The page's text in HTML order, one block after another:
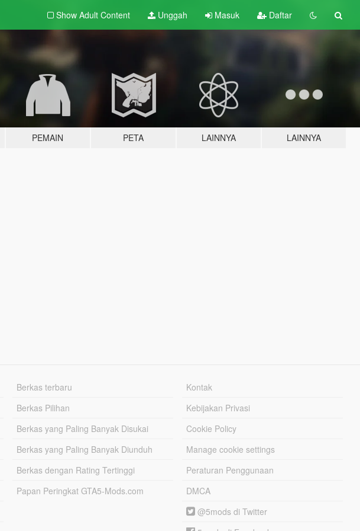
Show Adult Content Unggah Masuk Daftar
PEMAIN PETA LAINNYA LAINNYA
Berkas terbaru
Berkas Pilihan
Berkas yang Paling Banyak Disukai
Berkas yang Paling Banyak Diunduh
Berkas dengan Rating Tertinggi
Papan Peringkat GTA5-Mods.com
Kontak
Kebijakan Privasi
Cookie Policy
Manage cookie settings
Peraturan Penggunaan
DMCA
@5mods di Twitter